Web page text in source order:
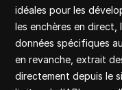
idéales pour les
les enchères en
données spécifiques
en revanche, extrait
directement depuis le